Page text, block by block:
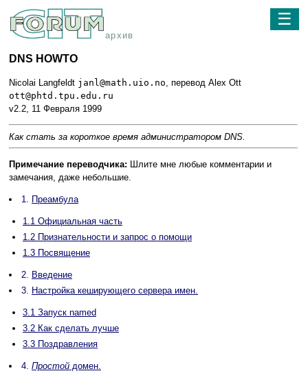
архив
☰
DNS HOWTO
Nicolai Langfeldt janl@math.uio.no, перевод Alex Ott
ott@phtd.tpu.edu.ru
v2.2, 11 Февраля 1999
Как стать за короткое время администратором DNS.
Примечание переводчика: Шлите мне любые комментарии и
замечания, даже небольшие.
1. Преамбула
1.1 Официальная часть
1.2 Признательности и запрос о помощи
1.3 Посвящение
2. Введение
3. Настройка кеширующего сервера имен.
3.1 Запуск named
3.2 Как сделать лучше
3.3 Поздравления
4. Простой домен.